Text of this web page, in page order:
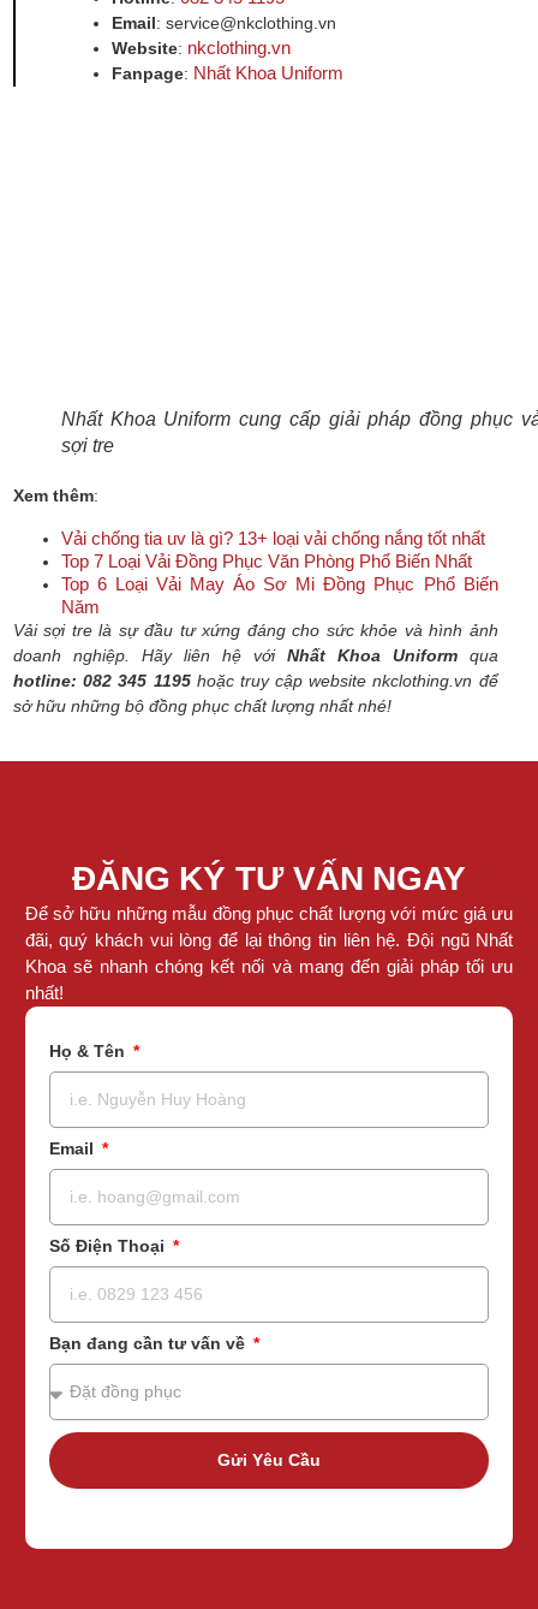
Email: service@nkclothing.vn
Website: nkclothing.vn
Fanpage: Nhất Khoa Uniform
Nhất Khoa Uniform cung cấp giải pháp đồng phục
sợi tre
Xem thêm:
Vải chống tia uv là gì? 13+ loại vải chống nắng tốt nhất
Top 7 Loại Vải Đồng Phục Văn Phòng Phổ Biến Nhất
Top 6 Loại Vải May Áo Sơ Mi Đồng Phục Phổ Biến
Năm
Vải sợi tre là sự đầu tư xứng đáng cho sức khỏe và hình ảnh
doanh nghiệp. Hãy liên hệ với Nhất Khoa Uniformqua
hotline: 082 345 1195hoặc truy cập website nkclothing.vn để
sở hữu những bộ đồng phục chất lượng nhất nhé!
ĐĂNG KÝ TƯ VẤN NGAY
Để sở hữu những mẫu đồng phục chất lượng với mức giá ưu
đãi, quý khách vui lòng để lại thông tin liên hệ. Đội ngũ Nhất
Khoa sẽ nhanh chóng kết nối và mang đến giải pháp tối ưu
nhất!
Họ & Tên
Email
Số Điện Thoại
Bạn đang cần tư vấn về
Gửi Yêu Cầu